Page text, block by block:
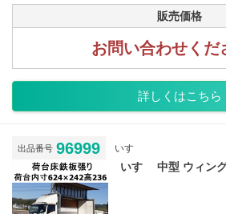
販売価格
お問い合わせくだ
詳しくはこちら
出品番号 96999 いすゞ
いすゞ 中型 ウィン